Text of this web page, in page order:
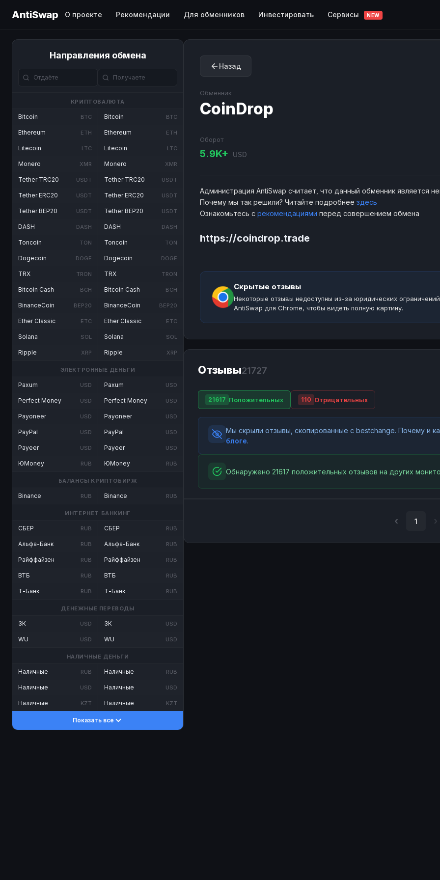
AntiSwap О проекте Рекомендации Для обменников Инвестировать Сервисы NEW
Направления обмена
КРИПТОВАЛЮТА
Bitcoin BTC
Ethereum ETH
Litecoin LTC
Monero XMR
Tether TRC20 USDT
Tether ERC20 USDT
Tether BEP20 USDT
DASH DASH
Toncoin TON
Dogecoin DOGE
TRX TRON
Bitcoin Cash BCH
BinanceCoin BEP20
Ether Classic ETC
Solana SOL
Ripple XRP
Bitcoin BTC
Ethereum ETH
Litecoin LTC
Monero XMR
Tether TRC20 USDT
Tether ERC20 USDT
Tether BEP20 USDT
DASH DASH
Toncoin TON
Dogecoin DOGE
TRX TRON
Bitcoin Cash BCH
BinanceCoin BEP20
Ether Classic ETC
Solana SOL
Ripple XRP
ЭЛЕКТРОННЫЕ ДЕНЬГИ
Paxum USD
Perfect Money USD
Payoneer USD
PayPal USD
Payeer USD
ЮMoney RUB
Paxum USD
Perfect Money USD
Payoneer USD
PayPal USD
Payeer USD
ЮMoney RUB
БАЛАНСЫ КРИПТОБИРЖ
Binance RUB Binance RUB
ИНТЕРНЕТ БАНКИНГ
СБЕР RUB
Альфа-Банк RUB
Райффайзен RUB
ВТБ RUB
Т-Банк RUB
СБЕР RUB
Альфа-Банк RUB
Райффайзен RUB
ВТБ RUB
Т-Банк RUB
ДЕНЕЖНЫЕ ПЕРЕВОДЫ
ЗК USD
WU USD
ЗК USD
WU USD
НАЛИЧНЫЕ ДЕНЬГИ
Наличные RUB
Наличные USD
Наличные KZT
Наличные RUB
Наличные USD
Наличные KZT
Показать все
Назад
Обменник
CoinDrop
Оборот
5.9K+ USD
Администрация AntiSwap считает, что данный обменник является
Почему мы так решили? Читайте подробнее здесь
Ознакомьтесь с рекомендациями перед совершением обмена
https://coindrop.trade
Скрытые отзывы
Некоторые отзывы недоступны из-за юридических
AntiSwap для Chrome, чтобы видеть полную картину.
Отзывы21727
21617 Положительных 110 Отрицательных
Мы скрыли отзывы, скопированные с bestchange. Почему и
блоге.
Обнаружено 21617 положительных отзывов на других
1